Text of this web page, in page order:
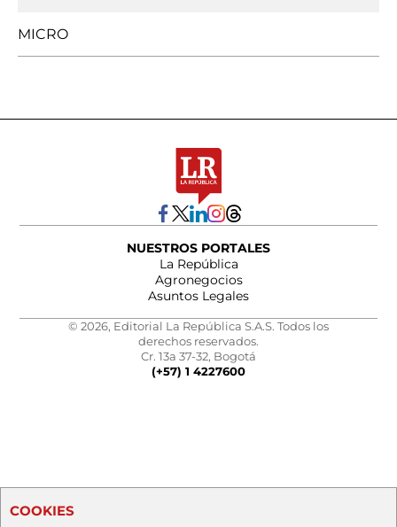
MICRO
NUESTROS PORTALES
La República
Agronegocios
Asuntos Legales
© 2026, Editorial La República S.A.S. Todos los
derechos reservados.
Cr. 13a 37-32, Bogotá
(+57) 1 4227600
COOKIES